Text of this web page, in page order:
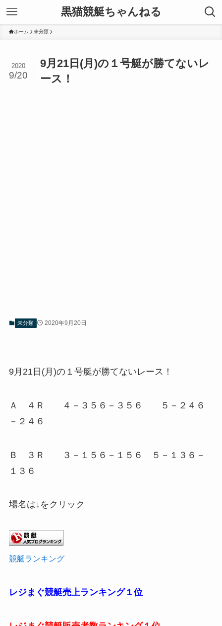
黒猫競艇ちゃんねる
ホーム 未分類
9月21日(月)の１号艇が勝てないレ
ース！
2020
9/20
未分類 2020年9月20日
9月21日(月)の１号艇が勝てないレース！
Ａ ４Ｒ ４－３５６－３５６ ５－２４６
－２４６
Ｂ ３Ｒ ３－１５６－１５６ ５－１３６－
１３６
場名は↓をクリック
競艇ランキング
レジまぐ競艇売上ランキング１位